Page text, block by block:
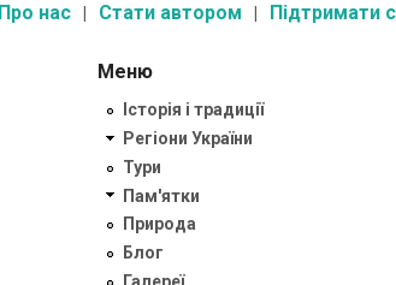
Про нас Стати автором Підтримати
Меню
Історія і традиції
Регіони України
Тури
Пам'ятки
Природа
Блог
Галереї